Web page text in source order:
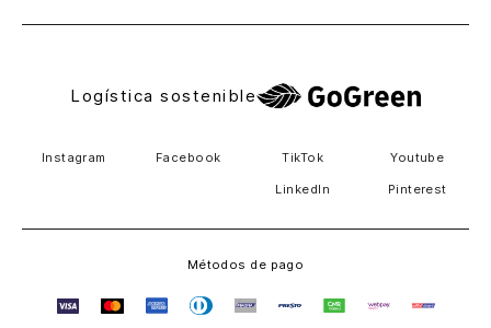
Logística sostenible
Instagram Facebook TikTok Youtube
LinkedIn Pinterest
Métodos de pago